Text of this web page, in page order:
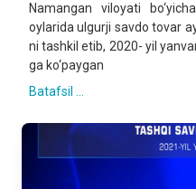
Namangan viloyati
oylarida ulgurji savdo tovar
ni tashkil etib, 2020- yil
ga ko‘рaygan
Batafsil ...